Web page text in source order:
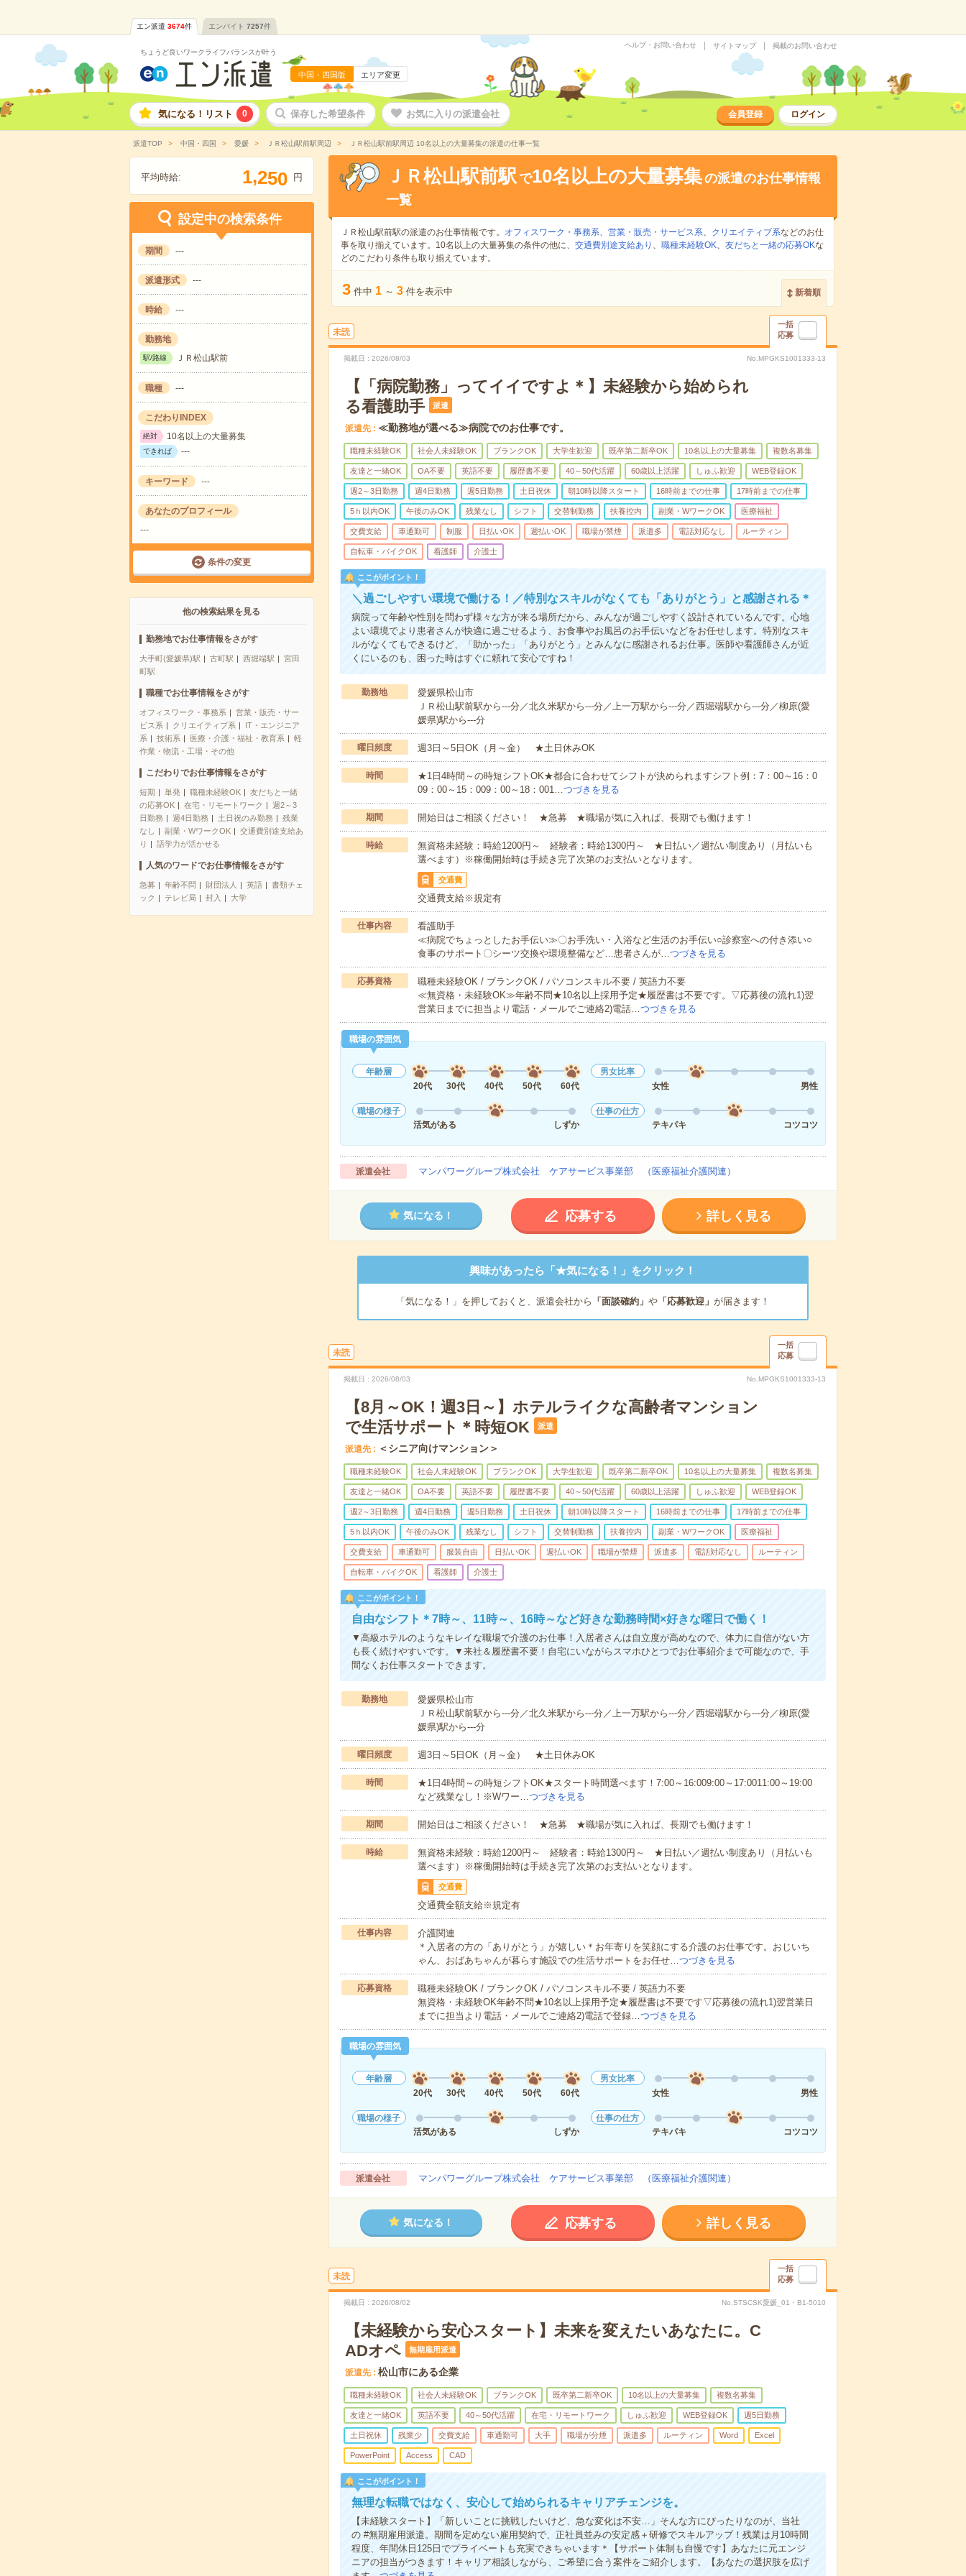
エン派遣 3674件 エンバイト 7257件
ちょうど良いワークライフバランスが叶う
中国・四国版 エリア変更
ヘルプ・お問い合わせ サイトマップ 掲載のお問い合わせ
気になる！リスト 0 保存した希望条件 お気に入りの派遣会社 会員登録 ログイン
派遣TOP 中国・四国 愛媛 ＪＲ松山駅前駅周辺 ＪＲ松山駅前駅周辺 10名以上の大量募集の派遣の仕事一覧
平均時給: 1,250 円
設定中の検索条件
期間 ---
派遣形式 ---
時給 ---
勤務地
駅/路線 ＪＲ松山駅前
職種 ---
こだわりINDEX
絶対 10名以上の大量募集
できれば ---
キーワード ---
あなたのプロフィール
---
条件の変更
他の検索結果を見る
勤務地でお仕事情報をさがす
大手町(愛媛県)駅 古町駅 西堀端駅
宮田
町駅
職種でお仕事情報をさがす
オフィスワーク・事務系
営業・販売・サー
ビス系
クリエイティブ系
IT・エンジニア
系
技術系 医療・介護・福祉・教育系
軽
作業・物流・工場・その他
こだわりでお仕事情報をさがす
短期 単発 職種未経験OK
友だちと一緒
の応募OK
在宅・リモートワーク
週2～3
日勤務
週4日勤務 土日祝のみ勤務
残業
なし
副業・WワークOK
交通費別途支給あ
り
語学力が活かせる
人気のワードでお仕事情報をさがす
急募 年齢不問 財団法人 英語
書類チェ
ック
テレビ局 封入 大学
ＪＲ松山駅前駅 で10名以上の大量募集の派遣のお仕事情報
一覧
ＪＲ松山駅前駅の派遣のお仕事情報です。 オフィスワーク・事務系、 営業・販売・サービス系、 クリエイティブ系などのお仕
事を取り揃えています。10名以上の大量募集の条件の他に、 交通費別途支給あり 、 職種未経験OK、 友だちと一緒の応募OKな
どのこだわり条件も取り揃えています。
3 件中 1 ～ 3 件を表示中 新着順
未読
一括
応募
掲載日 2026/08/03 No.MPGKS1001333-13
【「病院勤務」ってイイですよ＊】未経験から始められ
る看護助手
派遣
派遣先 ≪勤務地が選べる≫病院でのお仕事です。
職種未経験OK 社会人未経験OK ブランクOK 大学生歓迎 既卒第二新卒OK 10名以上の大量募集 複数名募集
友達と一緒OK OA不要 英語不要 履歴書不要 40～50代活躍 60歳以上活躍 しゅふ歓迎 WEB登録OK
週2～3日勤務 週4日勤務 週5日勤務 土日祝休 朝10時以降スタート 16時前までの仕事 17時前までの仕事
5ｈ以内OK 午後のみOK 残業なし シフト 交替制勤務 扶養控内 副業・WワークOK 医療福祉
交費支給 車通勤可 制服 日払いOK 週払いOK 職場が禁煙 派遣多 電話対応なし ルーティン
自転車・バイクOK 看護師 介護士
ここがポイント！
＼過ごしやすい環境で働ける！／特別なスキルがなくても「ありがとう」と感謝される＊
病院って年齢や性別を問わず様々な方が来る場所だから、みんなが過ごしやすく設計されているんです。心地
よい環境でより患者さんが快適に過ごせるよう、お食事やお風呂のお手伝いなどをお任せします。特別なスキ
ルがなくてもできるけど、「助かった」「ありがとう」とみんなに感謝されるお仕事。医師や看護師さんが近
くにいるのも、困った時はすぐに頼れて安心ですね！
勤務地
愛媛県松山市
ＪＲ松山駅前駅から---分／北久米駅から---分／上一万駅から---分／西堀端駅から---分／柳原(愛
媛県)駅から---分
曜日頻度 週3日～5日OK（月～金） ★土日休みOK
時間
★1日4時間～の時短シフトOK★都合に合わせてシフトが決められますシフト例：7：00～16：0
09：00～15：009：00～18：001…つづきを見る
期間 開始日はご相談ください！ ★急募 ★職場が気に入れば、長期でも働けます！
時給
無資格未経験：時給1200円～ 経験者：時給1300円～ ★日払い／週払い制度あり（月払いも
選べます）※稼働開始時は手続き完了次第のお支払いとなります。
交通費
交通費支給※規定有
仕事内容
看護助手
≪病院でちょっとしたお手伝い≫〇お手洗い・入浴など生活のお手伝い○診察室への付き添い○
食事のサポート〇シーツ交換や環境整備など…患者さんが…つづきを見る
応募資格
職種未経験OK / ブランクOK / パソコンスキル不要 / 英語力不要
≪無資格・未経験OK≫年齢不問★10名以上採用予定★履歴書は不要です。▽応募後の流れ1)翌
営業日までに担当より電話・メールでご連絡2)電話…つづきを見る
職場の雰囲気
年齢層
20代
30代 40代 50代 60代
男女比率
女性
男性
職場の様子
活気がある
しずか
仕事の仕方
テキパキ
コツコツ
派遣会社 マンパワーグループ株式会社 ケアサービス事業部 （医療福祉介護関連）
気になる！ 応募する 詳しく見る
興味があったら「★気になる！」をクリック！
「気になる！」を押しておくと、派遣会社から 「面談確約」 や「応募歓迎」 が届きます！
未読
一括
応募
掲載日 2026/08/03 No.MPGKS1001333-13
【8月～OK！週3日～】ホテルライクな高齢者マンション
で生活サポート＊時短OK
派遣
派遣先 ＜シニア向けマンション＞
職種未経験OK 社会人未経験OK ブランクOK 大学生歓迎 既卒第二新卒OK 10名以上の大量募集 複数名募集
友達と一緒OK OA不要 英語不要 履歴書不要 40～50代活躍 60歳以上活躍 しゅふ歓迎 WEB登録OK
週2～3日勤務 週4日勤務 週5日勤務 土日祝休 朝10時以降スタート 16時前までの仕事 17時前までの仕事
5ｈ以内OK 午後のみOK 残業なし シフト 交替制勤務 扶養控内 副業・WワークOK 医療福祉
交費支給 車通勤可 服装自由 日払いOK 週払いOK 職場が禁煙 派遣多 電話対応なし ルーティン
自転車・バイクOK 看護師 介護士
ここがポイント！
自由なシフト＊7時～、11時～、16時～など好きな勤務時間×好きな曜日で働く！
▼高級ホテルのようなキレイな職場で介護のお仕事！入居者さんは自立度が高めなので、体力に自信がない方
も長く続けやすいです。▼来社＆履歴書不要！自宅にいながらスマホひとつでお仕事紹介まで可能なので、手
間なくお仕事スタートできます。
勤務地
愛媛県松山市
ＪＲ松山駅前駅から---分／北久米駅から---分／上一万駅から---分／西堀端駅から---分／柳原(愛
媛県)駅から---分
曜日頻度 週3日～5日OK（月～金） ★土日休みOK
時間
★1日4時間～の時短シフトOK★スタート時間選べます！7:00～16:009:00～17:0011:00～19:00
など残業なし！※Wワー…つづきを見る
期間 開始日はご相談ください！ ★急募 ★職場が気に入れば、長期でも働けます！
時給
無資格未経験：時給1200円～ 経験者：時給1300円～ ★日払い／週払い制度あり（月払いも
選べます）※稼働開始時は手続き完了次第のお支払いとなります。
交通費
交通費全額支給※規定有
仕事内容
介護関連
＊入居者の方の「ありがとう」が嬉しい＊お年寄りを笑顔にする介護のお仕事です。おじいち
ゃん、おばあちゃんが暮らす施設での生活サポートをお任せ…つづきを見る
応募資格
職種未経験OK / ブランクOK / パソコンスキル不要 / 英語力不要
無資格・未経験OK年齢不問★10名以上採用予定★履歴書は不要です▽応募後の流れ1)翌営業日
までに担当より電話・メールでご連絡2)電話で登録…つづきを見る
職場の雰囲気
年齢層
20代
30代 40代 50代 60代
男女比率
女性
男性
職場の様子
活気がある
しずか
仕事の仕方
テキパキ
コツコツ
派遣会社 マンパワーグループ株式会社 ケアサービス事業部 （医療福祉介護関連）
気になる！ 応募する 詳しく見る
未読
一括
応募
掲載日 2026/08/02 No.STSCSK愛媛_01・B1-5010
【未経験から安心スタート】未来を変えたいあなたに。C
ADオペ
無期雇用派遣
派遣先 松山市にある企業
職種未経験OK 社会人未経験OK ブランクOK 既卒第二新卒OK 10名以上の大量募集 複数名募集
友達と一緒OK 英語不要 40～50代活躍 在宅・リモートワーク しゅふ歓迎 WEB登録OK 週5日勤務
土日祝休 残業少 交費支給 車通勤可 大手 職場が分煙 派遣多 ルーティン Word Excel
PowerPoint Access CAD
ここがポイント！
無理な転職ではなく、安心して始められるキャリアチェンジを。
【未経験スタート】「新しいことに挑戦したいけど、急な変化は不安…」そんな方にぴったりなのが、当社
の #無期雇用派遣。期間を定めない雇用契約で、正社員並みの安定感＋研修でスキルアップ！残業は月10時間
程度、年間休日125日でプライベートも充実できちゃいます＊【サポート体制も自慢です】あなたに元エンジ
ニアの担当がつきます！キャリア相談しながら、ご希望に合う案件をご紹介します。【あなたの選択肢を広げ